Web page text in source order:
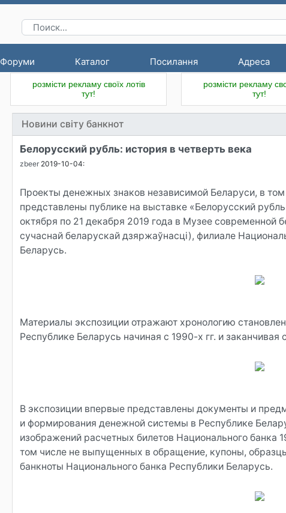
Форуми Каталог Посилання Адреса
розмісти рекламу своїх лотів
тут!
розмісти рекламу
тут!
Новини світу банкнот
Белорусский рубль: история в четверть века
zbeer 2019-10-04:
Проекты денежных знаков независимой Беларуси, в
представлены публике на выставке «Белорусский
октября по 21 декабря 2019 года в Музее современной
сучаснай беларускай дзяржаўнасці), филиале
Беларусь.
Материалы экспозиции отражают хронологию
Республике Беларусь начиная с 1990-х гг. и
В экспозиции впервые представлены документы и
и формирования денежной системы в Республике
изображений расчетных билетов Национального банка
том числе не выпущенных в обращение, купоны,
банкноты Национального банка Республики Беларусь.